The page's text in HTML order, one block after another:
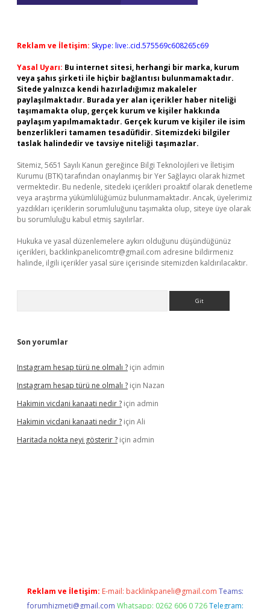
Reklam ve İletişim: Skype: live:.cid.575569c608265c69
Yasal Uyarı: Bu internet sitesi, herhangi bir marka, kurum
veya şahıs şirketi ile hiçbir bağlantısı bulunmamaktadır.
Sitede yalnızca kendi hazırladığımız makaleler
paylaşılmaktadır. Burada yer alan içerikler haber niteliği
taşımamakta olup, gerçek kurum ve kişiler hakkında
paylaşım yapılmamaktadır. Gerçek kurum ve kişiler ile isim
benzerlikleri tamamen tesadüfidir. Sitemizdeki bilgiler
taslak halindedir ve tavsiye niteliği taşımazlar.
Sitemiz, 5651 Sayılı Kanun gereğince Bilgi Teknolojileri ve İletişim
Kurumu (BTK) tarafından onaylanmış bir Yer Sağlayıcı olarak hizmet
vermektedir. Bu nedenle, sitedeki içerikleri proaktif olarak denetleme
veya araştırma yükümlülüğümüz bulunmamaktadır. Ancak, üyelerimiz
yazdıkları içeriklerin sorumluluğunu taşımakta olup, siteye üye olarak
bu sorumluluğu kabul etmiş sayılırlar.
Hukuka ve yasal düzenlemelere aykırı olduğunu düşündüğünüz
içerikleri, backlinkpanelicomtr@gmail.com adresine bildirmeniz
halinde, ilgili içerikler yasal süre içerisinde sitemizden kaldırılacaktır.
Son yorumlar
Instagram hesap türü ne olmalı ? için admin
Instagram hesap türü ne olmalı ? için Nazan
Hakimin vicdani kanaati nedir ? için admin
Hakimin vicdani kanaati nedir ? için Ali
Haritada nokta neyi gösterir ? için admin
Reklam ve İletişim: E-mail: backlinkpaneli@gmail.com Teams:
forumhizmeti@gmail.com Whatsapp: 0262 606 0 726 Telegram: